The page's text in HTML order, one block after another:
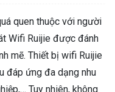
quen thuộc với người
Wifi Ruijie được đánh
mẽ. Thiết bị wifi Ruijie
đáp ứng đa dạng nhu
Tuy nhiên, không